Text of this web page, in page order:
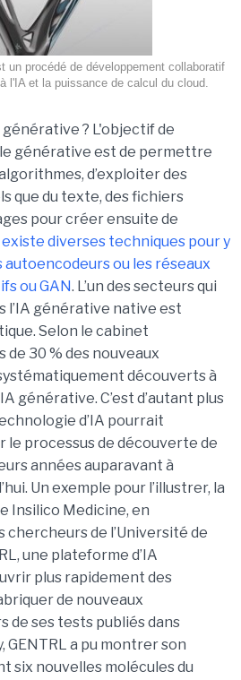
un procédé de développement collaboratif
l'IA et la puissance de calcul du cloud.
générative ? L'objectif de
générative est de permettre
d’exploiter des
que du texte, des fichiers
pour créer ensuite de
existe diverses techniques pour y
autoencodeurs ou les réseaux
ou GAN. L’un des secteurs qui
l’IA générative native est
Selon le cabinet
de 30 % des nouveaux
découverts à
générative. C’est d’autant plus
d’IA pourrait
processus de découverte de
années auparavant à
Un exemple pour l’illustrer, la
Insilico Medicine, en
de l’Université de
une plateforme d’IA
plus rapidement des
de nouveaux
de ses tests publiés dans
a pu montrer son
six nouvelles molécules du